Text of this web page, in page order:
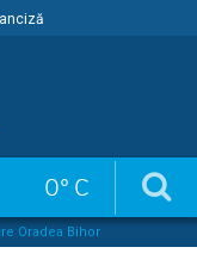
0° C
Oradea Bihor